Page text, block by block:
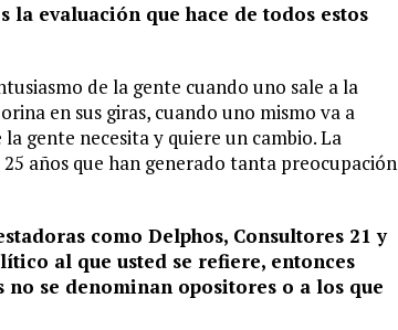
la evaluación que hace de todos estos
de la gente cuando uno sale a la
en sus giras, cuando uno mismo va a
gente necesita y quiere un cambio. La
años que han generado tanta preocupación
como Delphos, Consultores 21 y
al que usted se refiere, entonces
se denominan opositores o a los que